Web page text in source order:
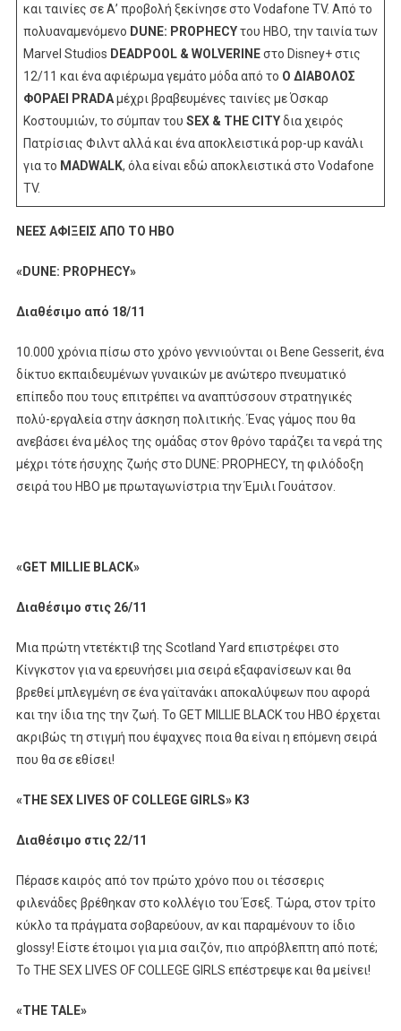
Στην
Μόδα
Και
Αυτόν
Τον
Νοέμβριο
και ταινίες σε Α’ προβολή ξεκίνησε στο Vodafone TV. Από το
πολυαναμενόμενο DUNE: PROPHECYτου ΗΒΟ, την ταινία των
Marvel Studios DEADPOOL & WOLVERINEστο Disney+ στις
12/11 και ένα αφιέρωμα γεμάτο μόδα από το Ο ΔΙΑΒΟΛΟΣ
ΦΟΡΑΕΙ PRADAμέχρι βραβευμένες ταινίες με Όσκαρ
Κοστουμιών, το σύμπαν του SEX & THE CITYδια χειρός
Πατρίσιας Φιλντ αλλά και ένα αποκλειστικά pop-up κανάλι
για το MADWALK, όλα είναι εδώ αποκλειστικά στο Vodafone
TV. ​
ΝΕΕΣ ΑΦΙΞΕΙΣ ΑΠΟ ΤΟ HBO
«DUNE: PROPHECY»
Διαθέσιμο από 18/11
10.000 χρόνια πίσω στο χρόνο γεννιούνται οι Bene Gesserit, ένα
δίκτυο εκπαιδευμένων γυναικών με ανώτερο πνευματικό
επίπεδο που τους επιτρέπει να αναπτύσσουν στρατηγικές
πολύ-εργαλεία στην άσκηση πολιτικής. Ένας γάμος που θα
ανεβάσει ένα μέλος της ομάδας στον θρόνο ταράζει τα νερά της
μέχρι τότε ήσυχης ζωής στο DUNE: PROPHECY, τη φιλόδοξη
σειρά του ΗΒΟ με πρωταγωνίστρια την Έμιλι Γουάτσον.​
«GET MILLIE BLACK»
Διαθέσιμο στις26/11
Μια πρώτη ντετέκτιβ της Scotland Yard επιστρέφει στο
Κίνγκστον για να ερευνήσει μια σειρά εξαφανίσεων και θα
βρεθεί μπλεγμένη σε ένα γαϊτανάκι αποκαλύψεων που αφορά
και την ίδια της την ζωή. Το GET MILLIE BLACK του ΗΒΟ έρχεται
ακριβώς τη στιγμή που έψαχνες ποια θα είναι η επόμενη σειρά
που θα σε εθίσει!​
«THE SEX LIVES OF COLLEGE GIRLS» Κ3
Διαθέσιμο στις 22/11
Πέρασε καιρός από τον πρώτο χρόνο που οι τέσσερις
φιλενάδες βρέθηκαν στο κολλέγιο του Έσεξ. Τώρα, στον τρίτο
κύκλο τα πράγματα σοβαρεύουν, αν και παραμένουν το ίδιο
glossy! Είστε έτοιμοι για μια σαιζόν, πιο απρόβλεπτη από ποτέ;
Το THE SEX LIVES OF COLLEGE GIRLS επέστρεψε και θα μείνει!​
«THE TALE»